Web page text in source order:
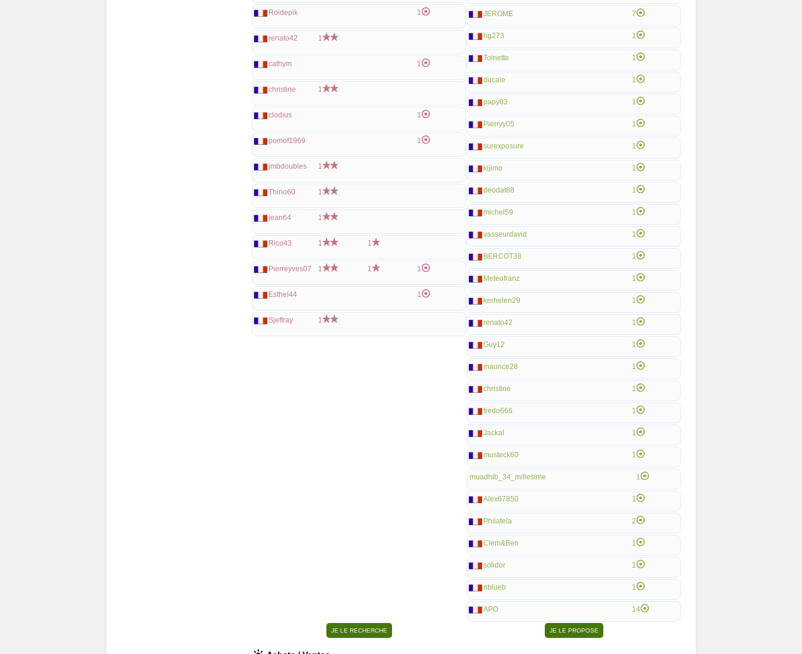
Roidepik 1
renato42 1
cathym 1
christine 1
clodius 1
pomof1969 1
jmbdoubles 1
Thino60 1
jean64 1
Rico43 1 1
Pierreyves07 1 1 1
Esthel44 1
Sjeffray 1
JEROME 7
hg273 1
Toinette 1
ducale 1
papy83 1
Pierryy05 1
surexposure 1
kijimo 1
deodat88 1
michel59 1
vasseurdavid 1
BERCOT38 1
Meteofranz 1
kerhelen29 1
renato42 1
Guy12 1
maurice28 1
christine 1
fredo666 1
Jackal 1
musteck60 1
muadhib_34_millesime 1
Alex67850 1
Philatela 2
Clem&Ben 1
solidor 1
nblueb 1
APO 14